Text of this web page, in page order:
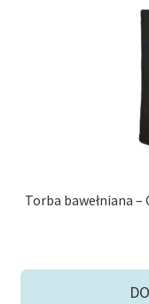
Torba bawełniana